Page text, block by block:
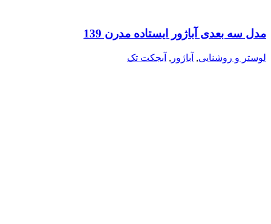
مدل سه بعدی آباژور ایستاده مدرن 139
لوستر و روشنایی, آباژور , آبجکت تک